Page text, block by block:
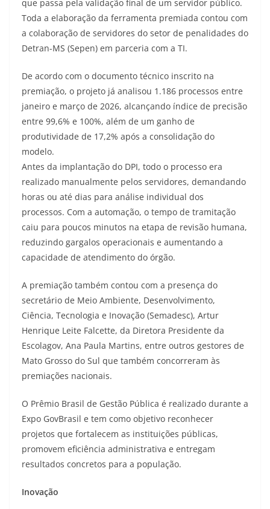
que passa pela validação final de um servidor público.
Toda a elaboração da ferramenta premiada contou com
a colaboração de servidores do setor de penalidades do
Detran-MS (Sepen) em parceria com a TI.
De acordo com o documento técnico inscrito na
premiação, o projeto já analisou 1.186 processos entre
janeiro e março de 2026, alcançando índice de precisão
entre 99,6% e 100%, além de um ganho de
produtividade de 17,2% após a consolidação do
modelo.
Antes da implantação do DPI, todo o processo era
realizado manualmente pelos servidores, demandando
horas ou até dias para análise individual dos
processos. Com a automação, o tempo de tramitação
caiu para poucos minutos na etapa de revisão humana,
reduzindo gargalos operacionais e aumentando a
capacidade de atendimento do órgão.
A premiação também contou com a presença do
secretário de Meio Ambiente, Desenvolvimento,
Ciência, Tecnologia e Inovação (Semadesc), Artur
Henrique Leite Falcette, da Diretora Presidente da
Escolagov, Ana Paula Martins, entre outros gestores de
Mato Grosso do Sul que também concorreram às
premiações nacionais.
O Prêmio Brasil de Gestão Pública é realizado durante a
Expo GovBrasil e tem como objetivo reconhecer
projetos que fortalecem as instituições públicas,
promovem eficiência administrativa e entregam
resultados concretos para a população.
Inovação